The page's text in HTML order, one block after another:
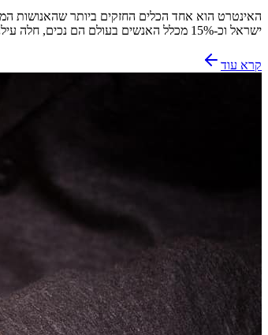
ישראל וכ-15% מכלל האנשים בעולם הם נכים, חלה עילנו אחריות מוסרית לנגיש אתרים אלו לאוכלוסיה זו ובנוסף מדינת ישראל מחייבת על פי חוק […]
קרא עוד